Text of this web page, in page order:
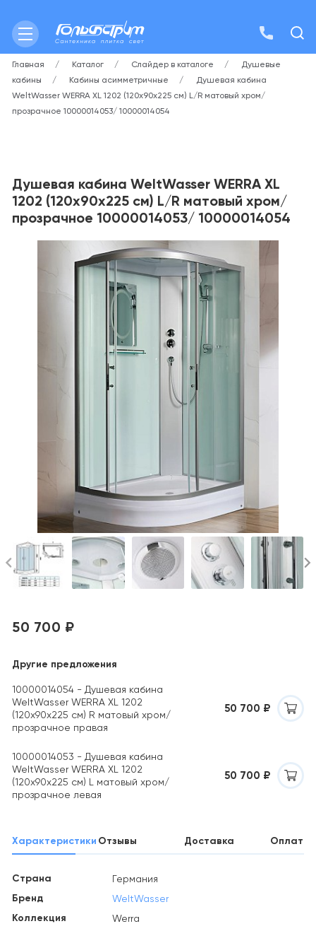
Главная Каталог Слайдер в каталоге
Душевые
кабины
Кабины асимметричные
Душевая кабина
WeltWasser WERRA XL 1202 (120х90х225 см) L/R матовый хром/
прозрачное 10000014053/ 10000014054
Душевая кабина WeltWasser WERRA XL
1202 (120х90х225 см) L/R матовый хром/
прозрачное 10000014053/ 10000014054
50 700 ₽
Другие предложения
10000014054 - Душевая кабина
WeltWasser WERRA XL 1202
(120х90х225 см) R матовый хром/
прозрачное правая
50 700 ₽
10000014053 - Душевая кабина
WeltWasser WERRA XL 1202
(120х90х225 см) L матовый хром/
прозрачное левая
50 700 ₽
Характеристики Отзывы Доставка Оплата
Страна Германия
Бренд WeltWasser
Коллекция Werra